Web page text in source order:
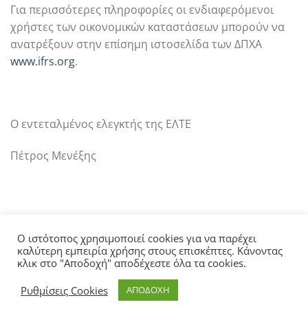
Για περισσότερες πληροφορίες οι ενδιαφερόμενοι
χρήστες των οικονομικών καταστάσεων μπορούν να
ανατρέξουν στην επίσημη ιστοσελίδα των ΔΠΧΑ
www.ifrs.org.
Ο εντεταλμένος ελεγκτής της ΕΛΤΕ
Πέτρος Μενέξης
ΣΧΕΤΙΚΑ ΜΕ ΤΗΝ ΕΛΤΕ
ΓΝΩΜΟΔΟΤΗΣΕΙΣ
ΕΠΙΚΟΙΝΩΝΙΑ
Copyright 2026 ©
Ο ιστότοπος χρησιμοποιεί cookies για να παρέχει
καλύτερη εμπειρία χρήσης στους επισκέπτες. Κάνοντας
κλικ στο "Αποδοχή" αποδέχεστε όλα τα cookies.
Ρυθμίσεις Cookies
ΑΠΟΔΟΧΗ